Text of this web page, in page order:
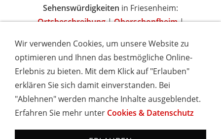
Sehenswürdigkeiten in Friesenheim:
Ortsbeschreibung|Oberschopfheim|
IMPRESSUM COOKIES & DATENSCHUTZ
AGB
TOURISMUSHELD
WISSENSWERT
NEWSLETTER
Hotels und Ferienwohnungen im Schwarzwald - Urlaub in
Wir verwenden Cookies, um unsere Website zu
optimieren und Ihnen das bestmögliche Online-
Erlebnis zu bieten. Mit dem Klick auf "Erlauben"
erklären Sie sich damit einverstanden. Bei
"Ablehnen" werden manche Inhalte ausgeblendet.
Erfahren Sie mehr unter Cookies & Datenschutz